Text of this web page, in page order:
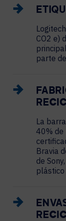
CO2 e)
parte
La
40% de
Bravia
de
plástico